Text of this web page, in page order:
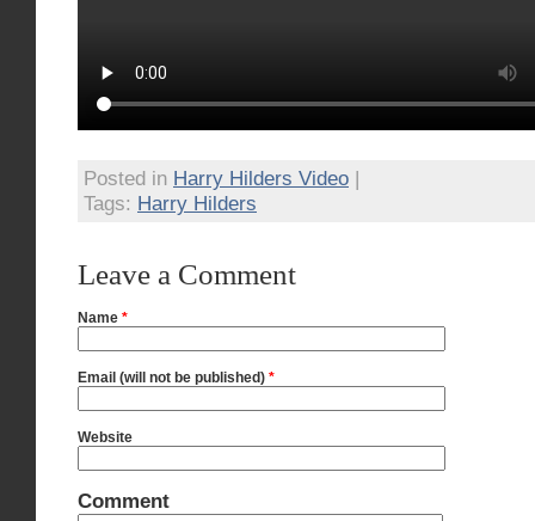
Posted in Harry Hilders Video |
Tags: Harry Hilders
Leave a Comment
Name *
Email (will not be published) *
Website
Comment